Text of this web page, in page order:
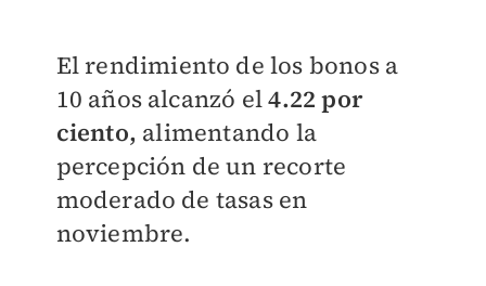
El rendimiento de los bonos a
10 años alcanzó el4.22 por
ciento, alimentando la
percepción de un recorte
moderado de tasas en
noviembre.